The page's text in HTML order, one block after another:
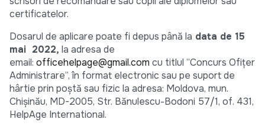
certificatelor.
Dosarul de aplicare poate fi depus până la data de 15
mai 2022, la adresa de
email: officehelpage@gmail.com cu titlul ”Concurs Ofițer
Administrare”, în format electronic sau pe suport de
hârtie prin poștă sau fizic la adresa: Moldova, mun.
Chișinău, MD-2005, Str. Bănulescu-Bodoni 57/1, of. 431,
HelpAge International.